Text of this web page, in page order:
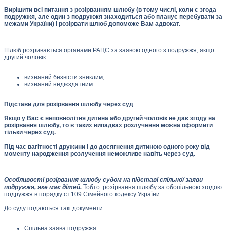
Вирішити всі питання з розірванням шлюбу (в тому числі, коли є згода
подружжя, але один з подружжя знаходиться або планує перебувати за
межами України) і розірвати шлюб допоможе Вам адвокат.
Шлюб розривається органами РАЦС за заявою одного з подружжя, якщо
другий чоловік:
визнаний безвісти зниклим;
визнаний недієздатним.
Підстави для розірвання шлюбу через суд
Якщо у Вас є неповнолітня дитина або другий чоловік не дає згоду на
розірвання шлюбу, то в таких випадках розлучення можна оформити
тільки через суд.
Під час вагітності дружини і до досягнення дитиною одного року від
моменту народження розлучення неможливе навіть через суд.
Особливості розірвання шлюбу судом на підставі спільної заяви
подружжя, яке має дітей. Тобто. розірвання шлюбу за обопільною згодою
подружжя в порядку ст.109 Сімейного кодексу України.
До суду подаються такі документи:
Спільна заява подружжя.